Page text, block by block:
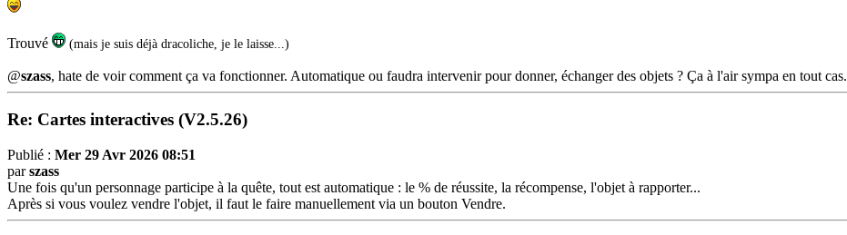
Trouvé (mais je suis déjà dracoliche, je le laisse...)
@szass, hate de voir comment ça va fonctionner. Automatique ou faudra intervenir pour donner, échanger des objets ? Ça à l'air sympa en tout cas.
Re: Cartes interactives (V2.5.26)
Publié : Mer 29 Avr 2026 08:51
parszass
Une fois qu'un personnage participe à la quête, tout est automatique : le % de réussite, la récompense, l'objet à rapporter...
Après si vous voulez vendre l'objet, il faut le faire manuellement via un bouton Vendre.